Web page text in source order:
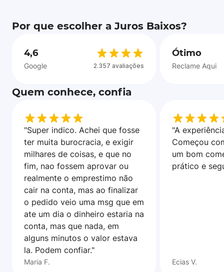
Por que escolher a Juros Baixos?
4,6
Google 2.357 avaliações
Ótimo
Reclame Aqui
Quem conhece, confia
"Super indico. Achei que fosse
ter muita burocracia, e exigir
milhares de coisas, e que no
fim, nao fossem aprovar ou
realmente o emprestimo não
cair na conta, mas ao finalizar
o pedido veio uma msg que em
ate um dia o dinheiro estaria na
conta, mas que nada, em
alguns minutos o valor estava
la. Podem confiar."
Maria F.
"A
Começou
um bom
prático e
Ecias V.